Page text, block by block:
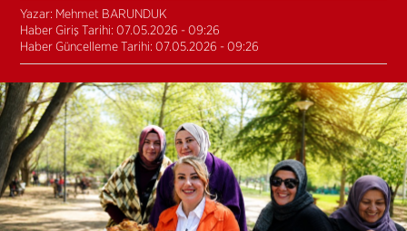
Yazar: Mehmet BARUNDUK
Haber Giriş Tarihi: 07.05.2026 - 09:26
Haber Güncelleme Tarihi: 07.05.2026 - 09:26